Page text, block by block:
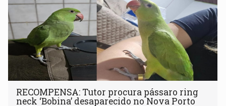
RECOMPENSA: Tutor procura pássaro ring
neck ‘Bobina’ desaparecido no Nova Porto